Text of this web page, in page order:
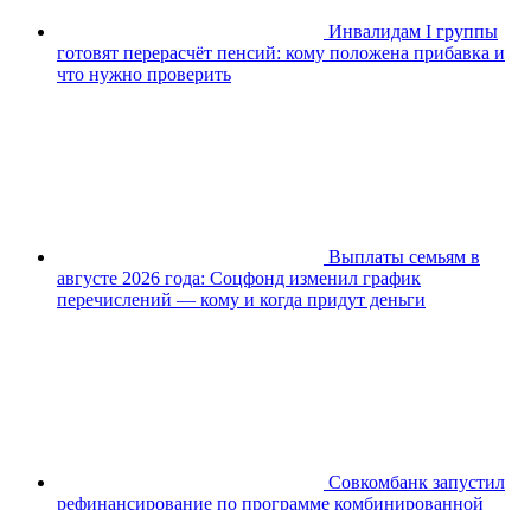
Инвалидам I группы
готовят перерасчёт пенсий: кому положена прибавка и
что нужно проверить
Выплаты семьям в
августе 2026 года: Соцфонд изменил график
перечислений — кому и когда придут деньги
Совкомбанк запустил
рефинансирование по программе комбинированной